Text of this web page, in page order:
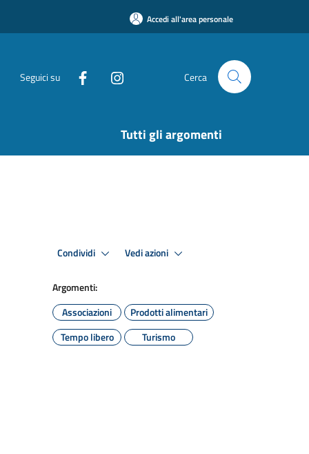
Accedi all'area personale
Seguici su Cerca
Tutti gli argomenti
Condividi Vedi azioni
Argomenti:
Associazioni
Prodotti alimentari
Tempo libero
Turismo